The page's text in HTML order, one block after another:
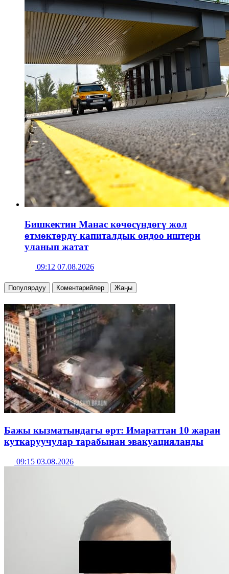
Бишкектин Манас көчөсүндөгү жол
өтмөктөрдү капиталдык оңдоо иштери
уланып жатат
09:12 07.08.2026
Популярдуу Коментарийлер Жаңы
Бажы кызматындагы өрт: Имараттан 10 жаран
куткаруучулар тарабынан эвакуацияланды
09:15 03.08.2026